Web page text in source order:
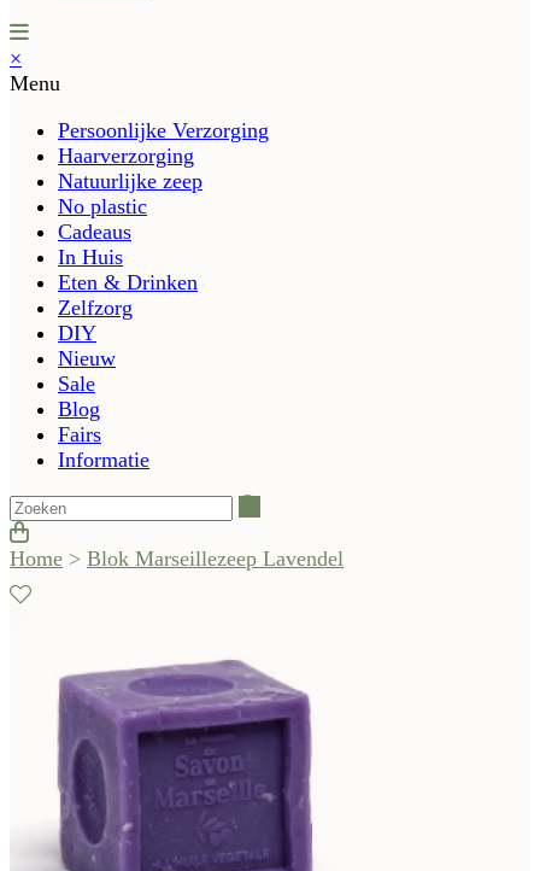
×
Menu
Persoonlijke Verzorging
Haarverzorging
Natuurlijke zeep
No plastic
Cadeaus
In Huis
Eten & Drinken
Zelfzorg
DIY
Nieuw
Sale
Blog
Fairs
Informatie
Home > Blok Marseillezeep Lavendel